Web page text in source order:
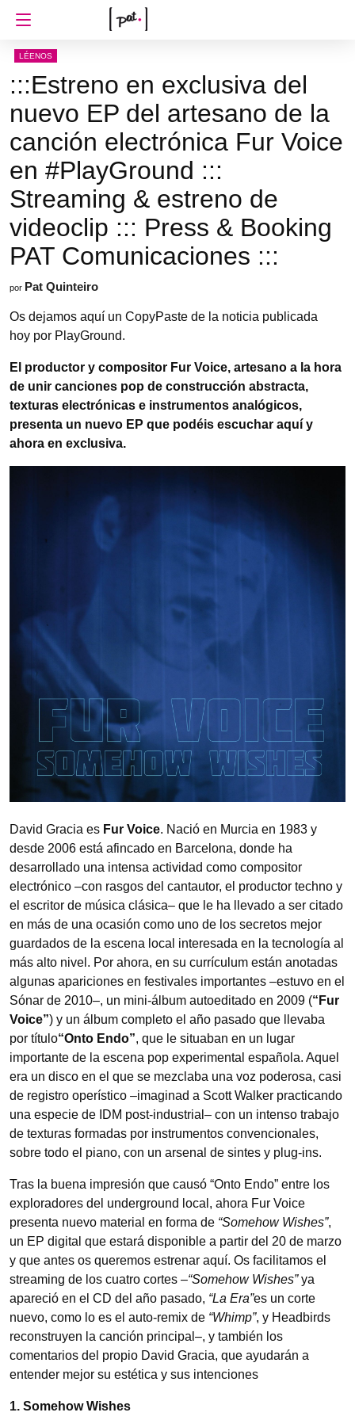
LÉENOS
:::Estreno en exclusiva del
nuevo EP del artesano de la
canción electrónica Fur Voice
en #PlayGround :::
Streaming & estreno de
videoclip ::: Press & Booking
PAT Comunicaciones :::
por Pat Quinteiro
Os dejamos aquí un CopyPaste de la noticia publicada
hoy por PlayGround.
El productor y compositor Fur Voice, artesano a la hora
de unir canciones pop de construcción abstracta,
texturas electrónicas e instrumentos analógicos,
presenta un nuevo EP que podéis escuchar aquí y
ahora en exclusiva.
David Gracia es Fur Voice. Nació en Murcia en 1983 y
desde 2006 está afincado en Barcelona, donde ha
desarrollado una intensa actividad como compositor
electrónico –con rasgos del cantautor, el productor techno y
el escritor de música clásica– que le ha llevado a ser citado
en más de una ocasión como uno de los secretos mejor
guardados de la escena local interesada en la tecnología al
más alto nivel. Por ahora, en su currículum están anotadas
algunas apariciones en festivales importantes –estuvo en el
Sónar de 2010–, un mini-álbum autoeditado en 2009 (“Fur
Voice”) y un álbum completo el año pasado que llevaba
por título“Onto Endo”, que le situaban en un lugar
importante de la escena pop experimental española. Aquel
era un disco en el que se mezclaba una voz poderosa, casi
de registro operístico –imaginad a Scott Walker practicando
una especie de IDM post-industrial– con un intenso trabajo
de texturas formadas por instrumentos convencionales,
sobre todo el piano, con un arsenal de sintes y plug-ins.
Tras la buena impresión que causó “Onto Endo” entre los
exploradores del underground local, ahora Fur Voice
presenta nuevo material en forma de “Somehow Wishes”,
un EP digital que estará disponible a partir del 20 de marzo
y que antes os queremos estrenar aquí. Os facilitamos el
streaming de los cuatro cortes –“Somehow Wishes”ya
apareció en el CD del año pasado, “La Era”es un corte
nuevo, como lo es el auto-remix de “Whimp”, y Headbirds
reconstruyen la canción principal–, y también los
comentarios del propio David Gracia, que ayudarán a
entender mejor su estética y sus intenciones
1. Somehow Wishes